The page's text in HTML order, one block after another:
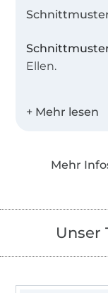
Ellen.
meine
die über alle
bietet und
Mehr
Unser